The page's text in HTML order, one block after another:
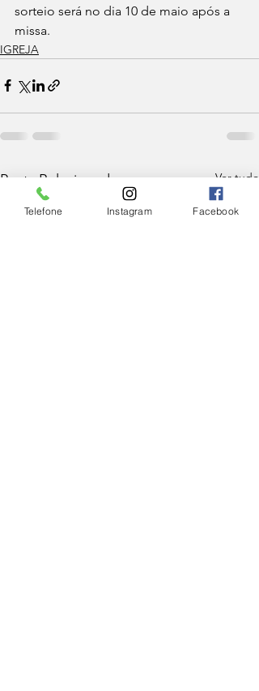
sorteio será no dia 10 de maio após a
missa.
IGREJA
Posts Relacionados Ver tudo
Telefone Instagram Facebook